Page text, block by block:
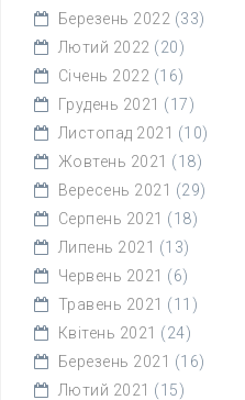
Березень 2022 (33)
Лютий 2022 (20)
Січень 2022 (16)
Грудень 2021 (17)
Листопад 2021 (10)
Жовтень 2021 (18)
Вересень 2021 (29)
Серпень 2021 (18)
Липень 2021 (13)
Червень 2021 (6)
Травень 2021 (11)
Квітень 2021 (24)
Березень 2021 (16)
Лютий 2021 (15)